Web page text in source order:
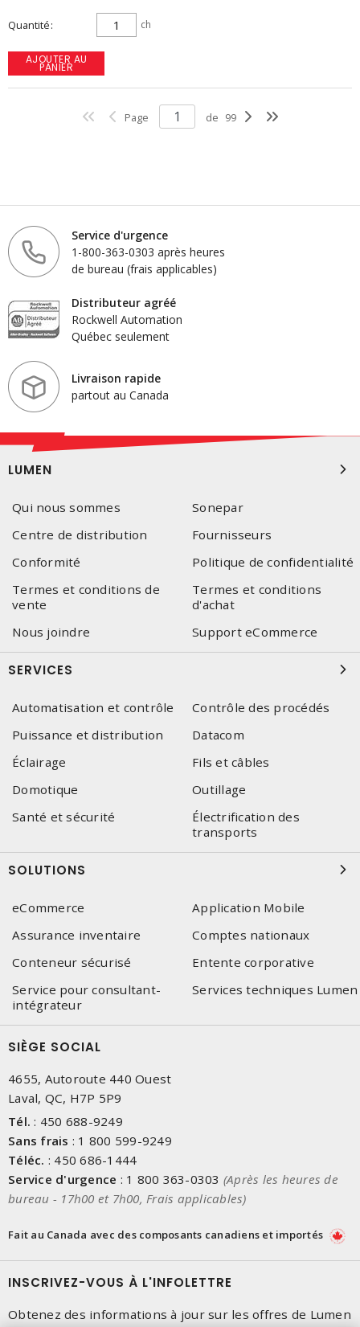
Quantité ch
AJOUTER AU
PANIER
Page de 99
Service d'urgence
1-800-363-0303 après heures
de bureau (frais applicables)
Distributeur agréé
Rockwell Automation
Québec seulement
Livraison rapide
partout au Canada
LUMEN
Qui nous sommes
Sonepar
Centre de distribution
Fournisseurs
Conformité
Politique de confidentialité
Termes et conditions de
vente
Termes et conditions
d'achat
Nous joindre
Support eCommerce
SERVICES
Automatisation et contrôle
Contrôle des procédés
Puissance et distribution
Datacom
Éclairage
Fils et câbles
Domotique
Outillage
Santé et sécurité
Électrification des
transports
SOLUTIONS
eCommerce
Application Mobile
Assurance inventaire
Comptes nationaux
Conteneur sécurisé
Entente corporative
Service pour consultant-
intégrateur
Services techniques Lumen
SIÈGE SOCIAL
4655, Autoroute 440 Ouest
Laval, QC, H7P 5P9
Tél. : 450 688-9249
Sans frais : 1 800 599-9249
Téléc. : 450 686-1444
Service d'urgence : 1 800 363-0303 (Après les heures de
bureau - 17h00 et 7h00, Frais applicables)
Fait au Canada avec des composants canadiens et importés
INSCRIVEZ-VOUS À L'INFOLETTRE
Obtenez des informations à jour sur les offres de Lumen